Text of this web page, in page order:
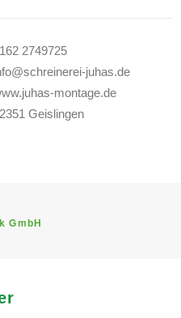
2749725
juhas.de
montage.de
Geislingen
GmbH